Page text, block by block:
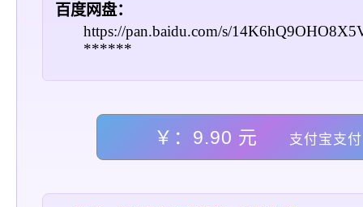
百度网盘：
https://pan.baidu.com/s/
******
￥：9.90 元 支付宝支付